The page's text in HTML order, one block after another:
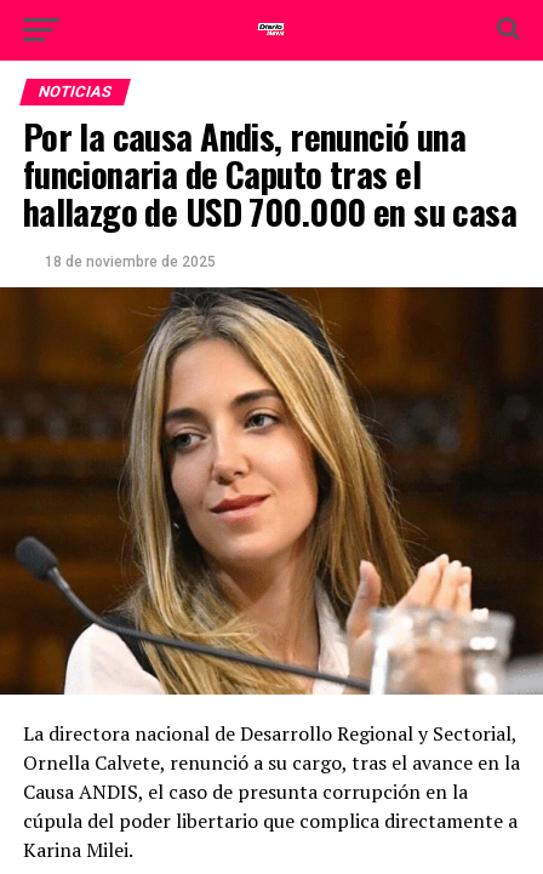
NOTICIAS
Por la causa Andis, renunció una
funcionaria de Caputo tras el
hallazgo de USD 700.000 en su casa
18 de noviembre de 2025
La directora nacional de Desarrollo Regional y Sectorial,
Ornella Calvete, renunció a su cargo, tras el avance en la
Causa ANDIS, el caso de presunta corrupción en la
cúpula del poder libertario que complica directamente a
Karina Milei.